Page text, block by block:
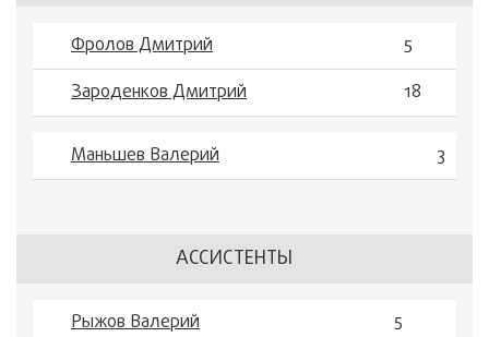
Фролов Дмитрий
5
Зароденков Дмитрий
18
Маньшев Валерий 3
АССИСТЕНТЫ
Рыжов Валерий
5